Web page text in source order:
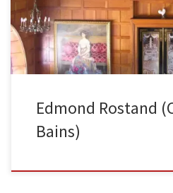
Edmond Rostand
Bains)